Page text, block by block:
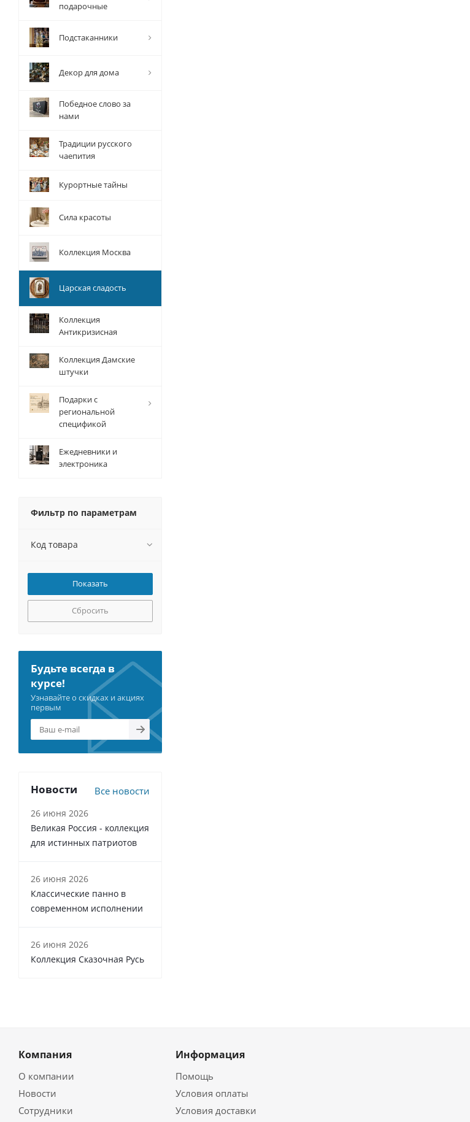
подарочные
Подстаканники
Декор для дома
Победное слово за
нами
Традиции русского
чаепития
Курортные тайны
Сила красоты
Коллекция Москва
Царская сладость
Коллекция
Антикризисная
Коллекция Дамские
штучки
Подарки с
региональной
спецификой
Ежедневники и
электроника
Фильтр по параметрам
Код товара
Сбросить
Будьте всегда в
курсе!
Узнавайте о скидках и акциях
первым
Новости Все новости
26 июня 2026
Великая Россия - коллекция
для истинных патриотов
26 июня 2026
Классические панно в
современном исполнении
26 июня 2026
Коллекция Сказочная Русь
Компания
О компании
Новости
Сотрудники
Информация
Помощь
Условия оплаты
Условия доставки